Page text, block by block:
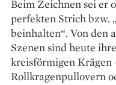
Beim Zeichnen sei er
perfekten Strich bzw.
beinhalten“. Von den
Szenen sind heute
kreisförmigen Krägen
Rollkragenpullovern